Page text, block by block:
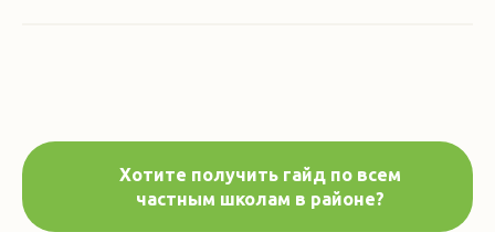
Хотите получить гайд по всем
частным школам в районе?